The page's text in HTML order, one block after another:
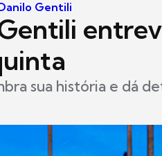
Gentili
sua história e dá